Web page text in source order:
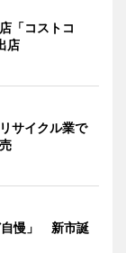
「コストコ
店
サイクル業で
自慢」 新市誕